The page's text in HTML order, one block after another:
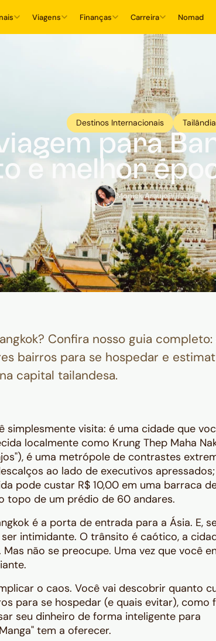
Viagens Finanças Carreira Nomad
Destinos Internacionais Tailândia
para
e melhor
Monick Araujo9/1/2026
Confira nosso guia completo:
bairros para se hospedar e
capital tailandesa.
simplesmente visita: é uma cidade que
localmente como Krung Thep Maha
é uma metrópole de contrastes
ao lado de executivos
pode custar R$ 10,00 em uma barraca
topo de um prédio de 60 andares.
é a porta de entrada para a Ásia. E,
intimidante. O trânsito é caótico, a
não se preocupe. Uma vez que você
o caos. Você vai descobrir quanto
para se hospedar (e quais evitar), como
seu dinheiro de forma inteligente para
tem a oferecer.